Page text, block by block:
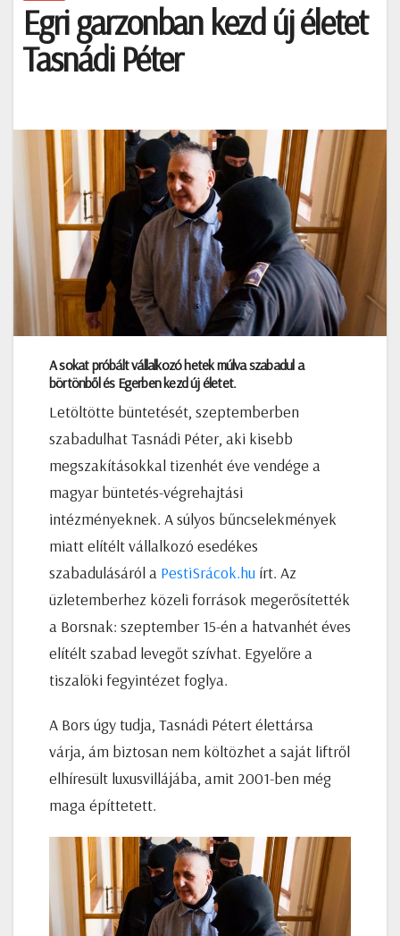
Egri garzonban kezd új életet
Tasnádi Péter
A sokat próbált vállalkozó hetek múlva szabadul a
börtönből és Egerben kezd új életet.
Letöltötte büntetését, szeptemberben
szabadulhat Tasnádi Péter, aki kisebb
megszakításokkal tizenhét éve vendége a
magyar büntetés-végrehajtási
intézményeknek. A súlyos bűncselekmények
miatt elítélt vállalkozó esedékes
szabadulásáról a PestiSrácok.hu írt. Az
üzletemberhez közeli források megerősítették
a Borsnak: szeptember 15-én a hatvanhét éves
elítélt szabad levegőt szívhat. Egyelőre a
tiszalöki fegyintézet foglya.
A Bors úgy tudja, Tasnádi Pétert élettársa
várja, ám biztosan nem költözhet a saját liftről
elhíresült luxusvillájába, amit 2001-ben még
maga építtetett.